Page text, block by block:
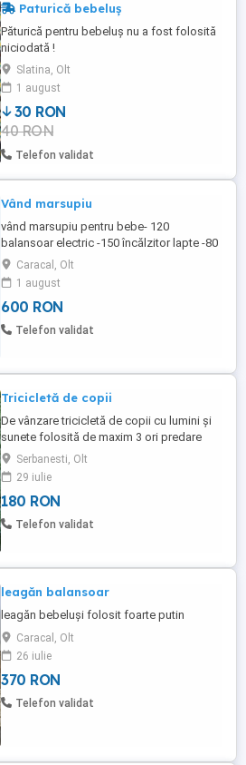
Paturică bebeluș
Păturică pentru bebeluș nu a fost folosită
niciodată !
Slatina, Olt
1 august
30 RON
40 RON
Telefon validat
Vând marsupiu
vând marsupiu pentru bebe- 120
balansoar electric -150 încălzitor lapte -80
scaun mașină bebe-250
Caracal, Olt
1 august
600 RON
Telefon validat
Tricicletă de copii
De vânzare tricicletă de copii cu lumini și
sunete folosită de maxim 3 ori predare
doar personală
Serbanesti, Olt
29 iulie
180 RON
Telefon validat
leagăn balansoar
leagăn bebeluși folosit foarte putin
Caracal, Olt
26 iulie
370 RON
Telefon validat